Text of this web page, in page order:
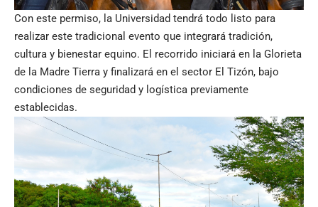
Con este permiso, la Universidad tendrá todo listo para
realizar este tradicional evento que integrará tradición,
cultura y bienestar equino. El recorrido iniciará en la Glorieta
de la Madre Tierra y finalizará en el sector El Tizón, bajo
condiciones de seguridad y logística previamente
establecidas.